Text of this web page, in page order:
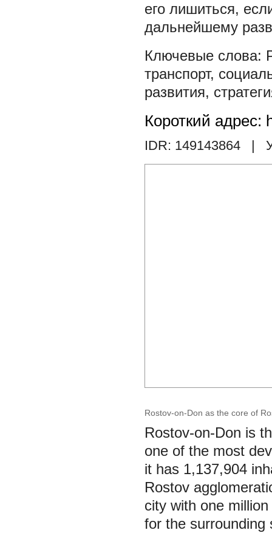
его лишиться,
дальнейшему
транспорт,
развития,
Короткий адрес:
IDR: 149143864 |
Rostov-on-Don as the core of
Rostov-on-Don is
one of the most
it has 1,137,904
Rostov
city with one
for the surrounding